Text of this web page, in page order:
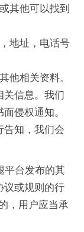
其他可以找到
地址，电话号
他相关资料。
关信息。我们
侵权通知。
告知，我们会
平台发布的其
议或规则的行
，用户应当承